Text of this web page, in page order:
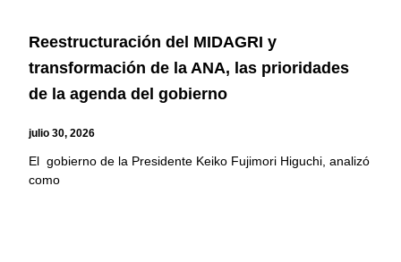
Reestructuración del MIDAGRI y
transformación de la ANA, las prioridades
de la agenda del gobierno
julio 30, 2026
El gobierno de la Presidente Keiko Fujimori Higuchi, analizó
como